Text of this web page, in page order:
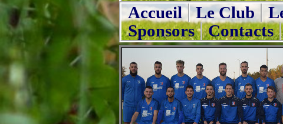
Accueil Le Club
Sponsors
Contacts